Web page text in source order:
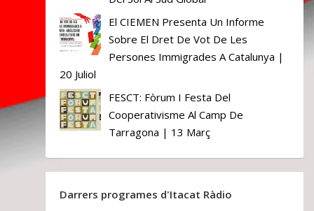
El CIEMEN Presenta Un Informe
Sobre El Dret De Vot De Les
Persones Immigrades A Catalunya |
20 Juliol
FESCT: Fòrum I Festa Del
Cooperativisme Al Camp De
Tarragona | 13 Març
Darrers programes d'Itacat Ràdio